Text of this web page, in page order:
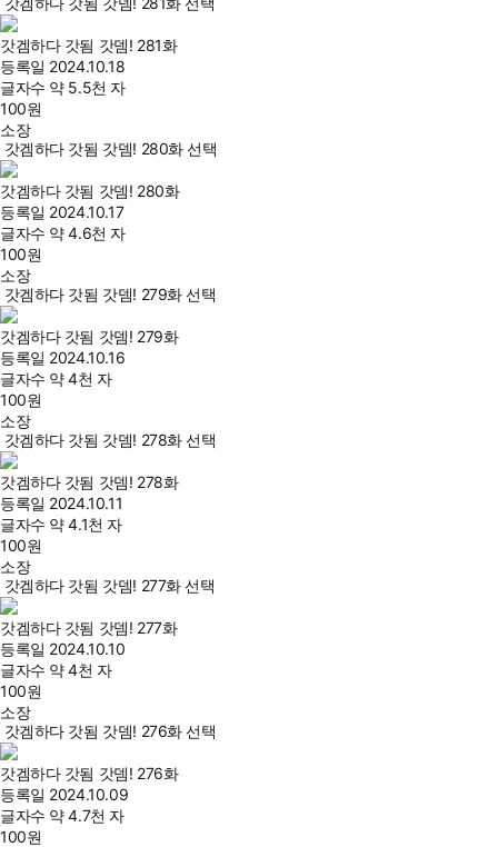
갓겜하다 갓됨 갓뎀! 281화
등록일 2024.10.18
글자수 약 5.5천 자
100원
소장
갓겜하다 갓됨 갓뎀! 280화 선택
갓겜하다 갓됨 갓뎀! 280화
등록일 2024.10.17
글자수 약 4.6천 자
100원
소장
갓겜하다 갓됨 갓뎀! 279화 선택
갓겜하다 갓됨 갓뎀! 279화
등록일 2024.10.16
글자수 약 4천 자
100원
소장
갓겜하다 갓됨 갓뎀! 278화 선택
갓겜하다 갓됨 갓뎀! 278화
등록일 2024.10.11
글자수 약 4.1천 자
100원
소장
갓겜하다 갓됨 갓뎀! 277화 선택
갓겜하다 갓됨 갓뎀! 277화
등록일 2024.10.10
글자수 약 4천 자
100원
소장
갓겜하다 갓됨 갓뎀! 276화 선택
갓겜하다 갓됨 갓뎀! 276화
등록일 2024.10.09
글자수 약 4.7천 자
100원